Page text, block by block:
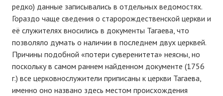
редко) данные записывались в отдельных ведомостях.
Гораздо чаще сведения о старорождественской церкви и
её служителях вносились в документы Тагаева, что
позволяло думать о наличии в последнем двух церквей.
Причины подобной «потери суверенитета» неясны, но
поскольку в самом раннем найденном документе (1756
г.) все церковнослужители приписаны к церкви Тагаева,
именно оно названо здесь местом происхождения